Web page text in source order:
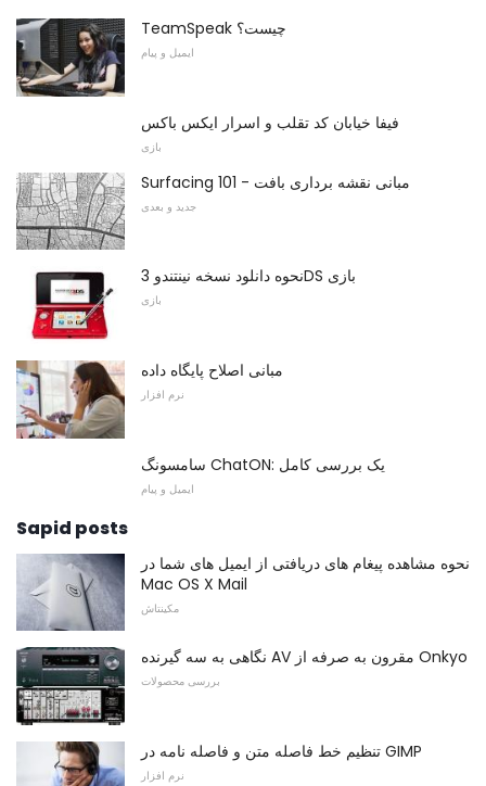
TeamSpeak چیست؟
ایمیل و پیام
فیفا خیابان کد تقلب و اسرار ایکس باکس
بازی
Surfacing 101 - مبانی نقشه برداری بافت
جدید و بعدی
نحوه دانلود نسخه نینتندو 3DS بازی
بازی
مبانی اصلاح پایگاه داده
نرم افزار
سامسونگ ChatON: یک بررسی کامل
ایمیل و پیام
Sapid posts
نحوه مشاهده پیغام های دریافتی از ایمیل های شما در
Mac OS X Mail
مکینتاش
نگاهی به سه گیرنده AV مقرون به صرفه از Onkyo
بررسی محصولات
تنظیم خط فاصله متن و فاصله نامه در GIMP
نرم افزار